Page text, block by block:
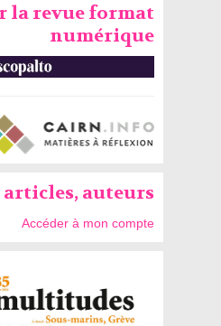
la revue format
numérique
articles, auteurs
Accéder à mon compte